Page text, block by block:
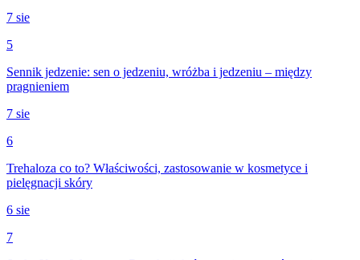
7 sie
5
Sennik jedzenie: sen o jedzeniu, wróżba i jedzeniu – między
pragnieniem
7 sie
6
Trehaloza co to? Właściwości, zastosowanie w kosmetyce i
pielęgnacji skóry
6 sie
7